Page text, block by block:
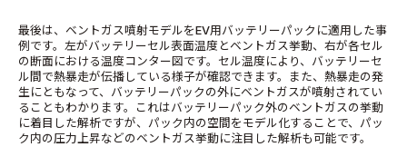
最後は、ベントガス噴射モデルをEV用バッテリーパックに適用した事
例です。左がバッテリーセル表面温度とベントガス挙動、右が各セル
の断面における温度コンター図です。セル温度により、バッテリーセ
ル間で熱暴走が伝播している様子が確認できます。また、熱暴走の発
生にともなって、バッテリーパックの外にベントガスが噴射されてい
ることもわかります。これはバッテリーパック外のベントガスの挙動
に着目した解析ですが、パック内の空間をモデル化することで、パッ
ク内の圧力上昇などのベントガス挙動に注目した解析も可能です。